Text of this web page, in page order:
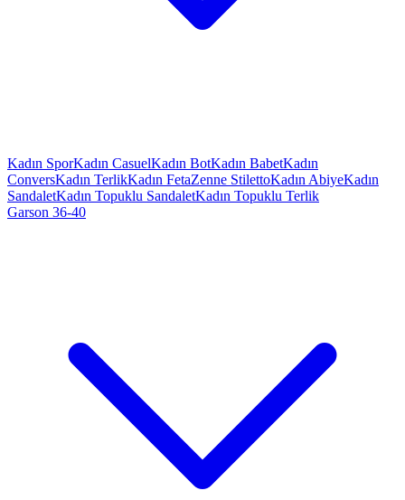
Kadın SporKadın CasuelKadın BotKadın BabetKadın
ConversKadın TerlikKadın FetaZenne StilettoKadın AbiyeKadın
SandaletKadın Topuklu SandaletKadın Topuklu Terlik
Garson 36-40